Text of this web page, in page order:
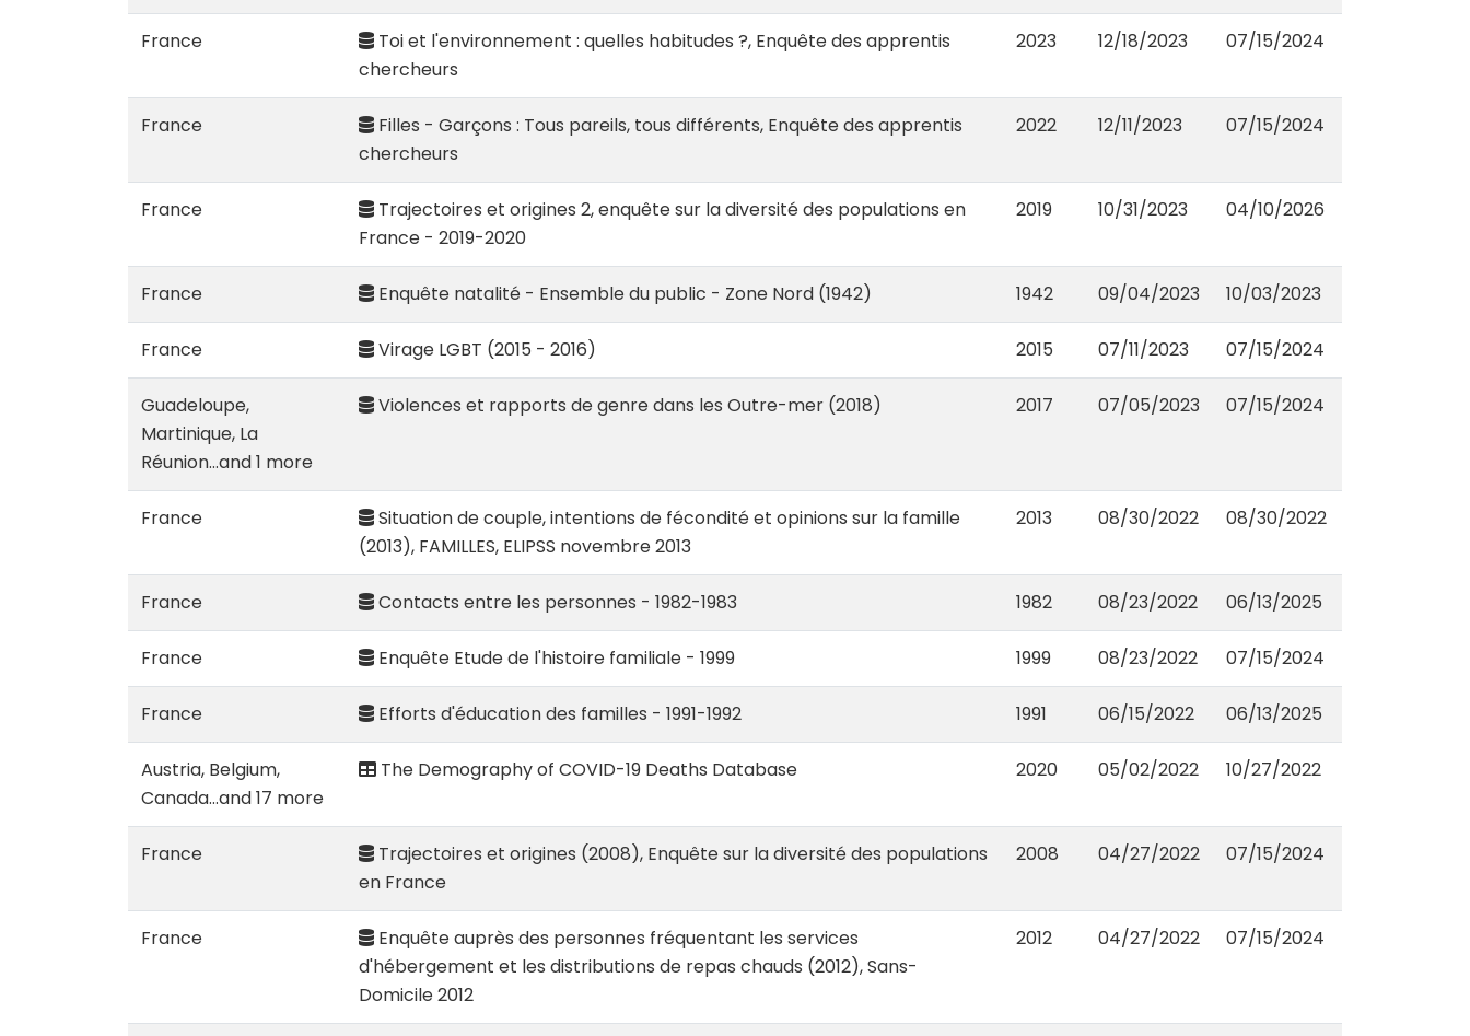
France
Toi et l'environnement : quelles habitudes ?, Enquête des apprentis
chercheurs
2023 12/18/2023 07/15/2024
France
Filles - Garçons : Tous pareils, tous différents, Enquête des apprentis
chercheurs
2022 12/11/2023 07/15/2024
France
Trajectoires et origines 2, enquête sur la diversité des populations en
France - 2019-2020
2019 10/31/2023 04/10/2026
France Enquête natalité - Ensemble du public - Zone Nord (1942) 1942 09/04/2023 10/03/2023
France Virage LGBT (2015 - 2016) 2015 07/11/2023 07/15/2024
Guadeloupe,
Martinique, La
Réunion...and 1 more
Violences et rapports de genre dans les Outre-mer (2018) 2017 07/05/2023 07/15/2024
France
Situation de couple, intentions de fécondité et opinions sur la famille
(2013), FAMILLES, ELIPSS novembre 2013
2013 08/30/2022 08/30/2022
France Contacts entre les personnes - 1982-1983 1982 08/23/2022 06/13/2025
France Enquête Etude de l'histoire familiale - 1999 1999 08/23/2022 07/15/2024
France Efforts d'éducation des familles - 1991-1992 1991 06/15/2022 06/13/2025
Austria, Belgium,
Canada...and 17 more
The Demography of COVID-19 Deaths Database 2020 05/02/2022 10/27/2022
France
Trajectoires et origines (2008), Enquête sur la diversité des populations
en France
2008 04/27/2022 07/15/2024
France
Enquête auprès des personnes fréquentant les services
d'hébergement et les distributions de repas chauds (2012), Sans-
Domicile 2012
2012 04/27/2022 07/15/2024